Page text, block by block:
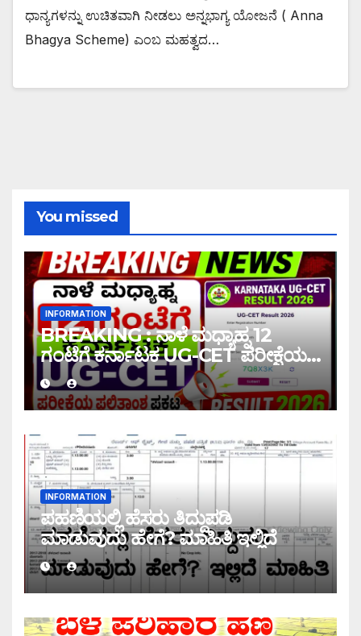
ಧಾನ್ಯಗಳನ್ನು ಉಚಿತವಾಗಿ ನೀಡಲು ಅನ್ನಭಾಗ್ಯ ಯೋಜನೆ ( Anna
Bhagya Scheme) ಎಂಬ ಮಹತ್ವದ…
You missed
INFORMATION
BREAKING : ನಾಳೆ ಮಧ್ಯಾಹ್ನ 12
ಗಂಟೆಗೆ ಕರ್ನಾಟಕ UG-CET ಪರೀಕ್ಷೆಯ
ಫಲಿತಾಂಶ ಪ್ರಕಟ |UG-CET Result
2026
INFORMATION
ಪಹಣಿಯಲ್ಲಿ ಹೆಸರು ತಿದ್ದುಪಡಿ
ಮಾಡುವುದು ಹೇಗೆ? ಮಾಹಿತಿ ಇಲ್ಲಿದೆ